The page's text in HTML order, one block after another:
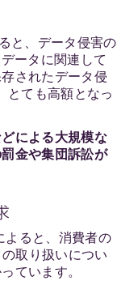
と、データ侵害の
ータに関連して
されたデータ侵
とても高額となっ
による大規模な
金や集団訴訟が
よると、消費者の
取り扱いについ
ています。